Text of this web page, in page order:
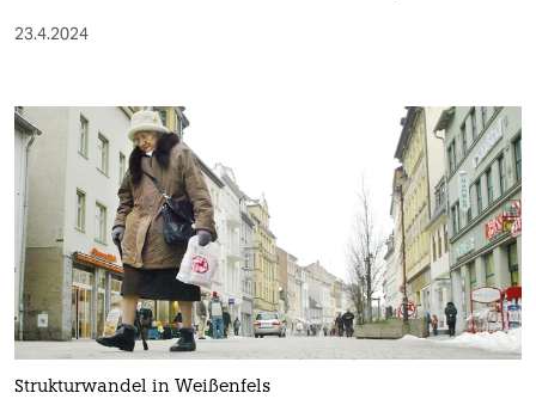
nord
verlag
verlag
veranstaltungen
shop
fragen & hilfe
unterstützen
23.4.2024
Strukturwandel in Weißenfels